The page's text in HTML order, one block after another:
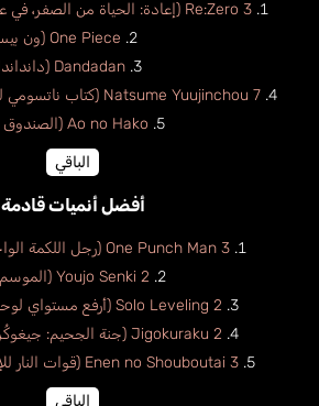
Re:Zero 3 (إعادة: الحياة من الصفر، في عالم أخر الموسم الثالث)
One Piece (ون بيس)
Dandadan (دانداندان)
Natsume Yuujinchou 7 (كتاب ناتسومي للأصدقاء الموسم السابع)
Ao no Hako (الصندوق الأزرق)
الباقي
أفضل أنميات قادمة
One Punch Man 3 (رجل اللكمة الواحدة الموسم الثالث)
Youjo Senki 2 (الموسم الثاني)
Solo Leveling 2 (أرفع مستواي لوحدي الموسم الثاني)
Jigokuraku 2 (جنة الجحيم: جيغوكُراكُ الموسم الثاني)
Enen no Shouboutai 3 (قوات النار للإطفاء الموسم الثالث)
الباقي